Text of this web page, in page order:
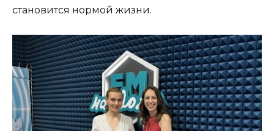
становится нормой жизни.